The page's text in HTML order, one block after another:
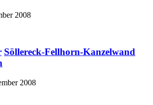
2008
Söllereck-Fellhorn-Kanzelwand
2008